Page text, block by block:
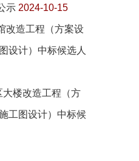
示 2024-10-15
改造工程（方案设
设计）中标候选人
楼改造工程（方
工图设计）中标候